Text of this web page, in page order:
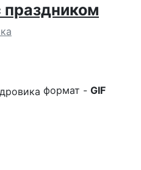
праздником
формат - GIF